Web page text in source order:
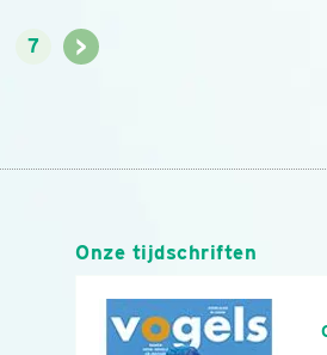
7 >
Onze tijdschriften